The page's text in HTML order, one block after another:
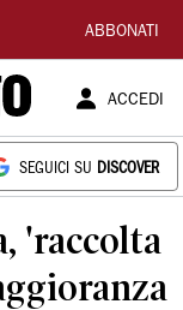
ABBONATI
ACCEDI
SEGUICI SU DISCOVER
'raccolta